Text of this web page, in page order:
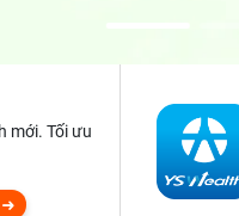
mới. Tối ưu